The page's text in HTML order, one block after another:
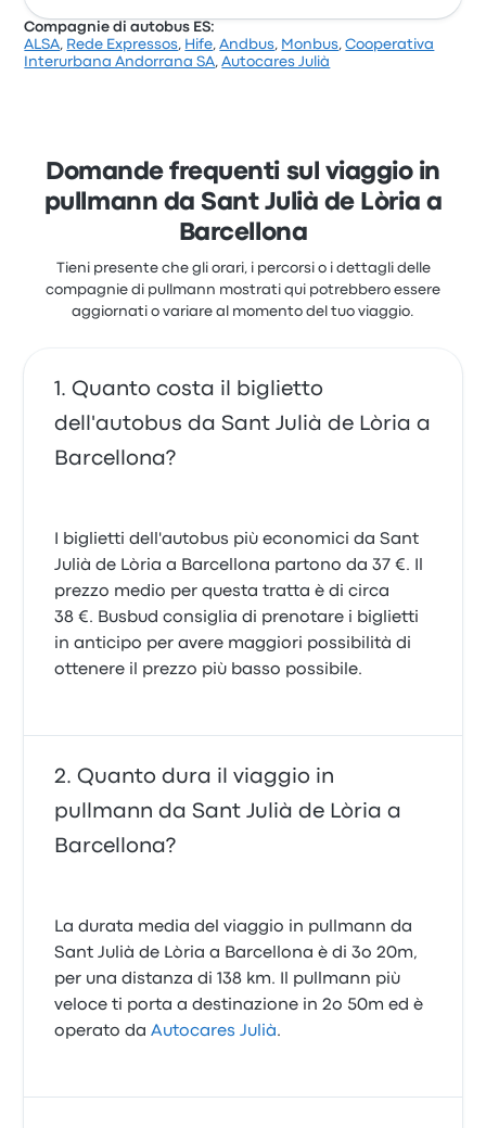
Sulla base di 425 recensioni, la compagnia è stata
viaggio partono da 38 €
Compagnie di autobus ES:
ALSA, Rede Expressos, Hife,Andbus, Monbus,Cooperativa
Interurbana Andorrana SA,Autocares Julià
Domande frequenti sul viaggio in
pullmann da Sant Julià de Lòria a
Barcellona
Tieni presente che gli orari, i percorsi o i dettagli delle
compagnie di pullmann mostrati qui potrebbero essere
aggiornati o variare al momento del tuo viaggio.
Quanto costa il biglietto
dell'autobus da Sant Julià de Lòria a
Barcellona?
I biglietti dell'autobus più economici da Sant
Julià de Lòria a Barcellona partono da 37 €. Il
prezzo medio per questa tratta è di circa
38 €. Busbud consiglia di prenotare i biglietti
in anticipo per avere maggiori possibilità di
ottenere il prezzo più basso possibile.
Quanto dura il viaggio in
pullmann da Sant Julià de Lòria a
Barcellona?
La durata media del viaggio in pullmann da
Sant Julià de Lòria a Barcellona è di 3o 20m,
per una distanza di 138 km. Il pullmann più
veloce ti porta a destinazione in 2o 50m ed è
operato daAutocares Julià.